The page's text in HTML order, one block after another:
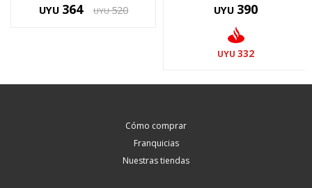
UYU 364 UYU 520 UYU 390
UYU 332
Cómo comprar
Franquicias
Nuestras tiendas